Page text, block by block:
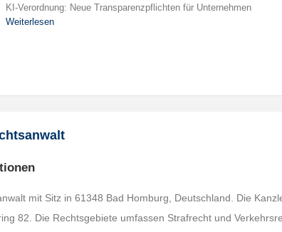
KI-Verordnung: Neue Transparenzpflichten für Unternehmen
Weiterlesen
mit Sitz in 61348 Bad Homburg, Deutschland. Die
82. Die Rechtsgebiete umfassen Strafrecht und